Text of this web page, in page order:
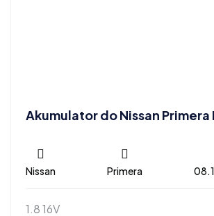
Akumulator do Nissan Primera
Nissan Primera
1.8 16V